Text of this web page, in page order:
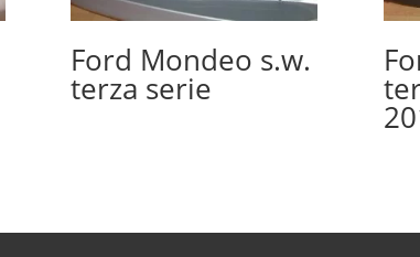
Ford Mondeo s.w.
terza serie